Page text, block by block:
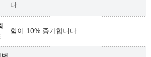
다.
힘이 10% 증가합니다.